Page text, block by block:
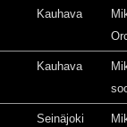
Kauhava
Kauhava
Seinäjoki